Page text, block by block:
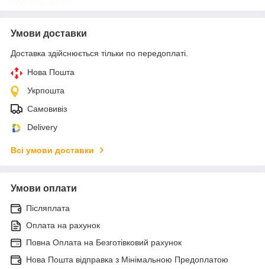
Умови доставки
Доставка здійснюється тільки по передоплаті.
Нова Пошта
Укрпошта
Самовивіз
Delivery
Всі умови доставки
Умови оплати
Післяплата
Оплата на рахунок
Повна Оплата на Безготівковий рахунок
Нова Пошта відправка з Мінімальною Предоплатою